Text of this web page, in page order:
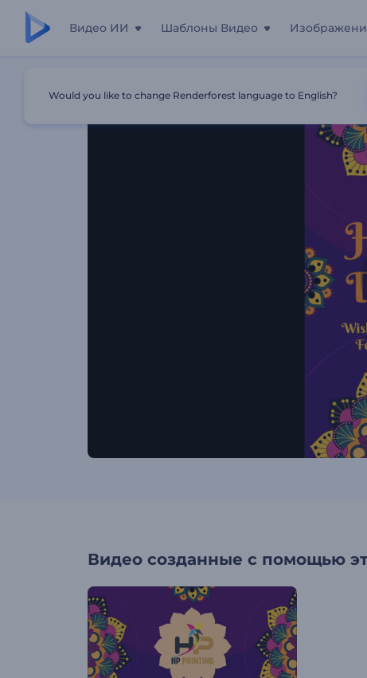
Видео ИИ Шаблоны Видео
Видео созданные с помощью
Would you like to change Renderforest language to English?